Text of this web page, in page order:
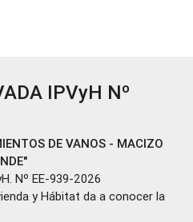
IPVyH Nº
DE VANOS - MACIZO
Nº EE-939-2026
y Hábitat da a conocer la